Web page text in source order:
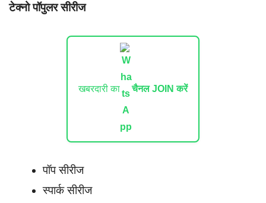
टेक्नो पॉपुलर सीरीज
खबरदारी का चैनल JOIN करें
पॉप सीरीज
स्पार्क सीरीज